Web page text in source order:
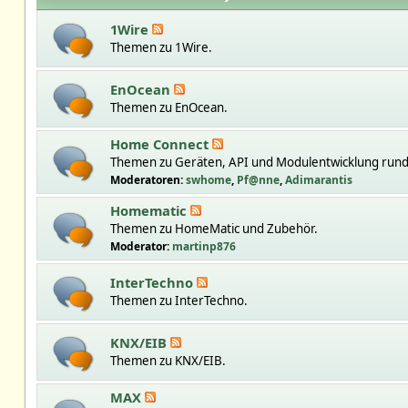
1Wire
Themen zu 1Wire.
EnOcean
Themen zu EnOcean.
Home Connect
Themen zu Geräten, API und Modulentwicklung
Moderatoren:swhome, Pf@nne,Adimarantis
Homematic
Themen zu HomeMatic und Zubehör.
Moderator: martinp876
InterTechno
Themen zu InterTechno.
KNX/EIB
Themen zu KNX/EIB.
MAX